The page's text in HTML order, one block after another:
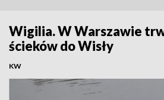
Wigilia. W Warszawie
ścieków do Wisły
KW